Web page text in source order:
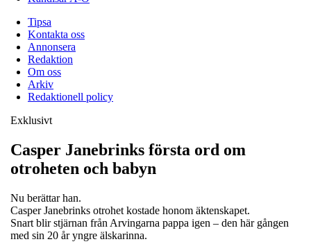
Tipsa
Kontakta oss
Annonsera
Redaktion
Om oss
Arkiv
Redaktionell policy
Exklusivt
Casper Janebrinks första ord om
otroheten och babyn
Nu berättar han.
Casper Janebrinks otrohet kostade honom äktenskapet.
Snart blir stjärnan från Arvingarna pappa igen – den här gången
med sin 20 år yngre älskarinna.